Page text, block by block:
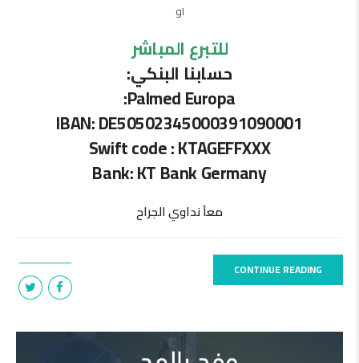
او
للتبرع المباشر
حسابنا البنكي:
Palmed Europa:
IBAN: DE50502345000391090001
Swift code : KTAGEFFXXX
Bank: KT Bank Germany
معاَ نداوي الجراح
CONTINUE READING